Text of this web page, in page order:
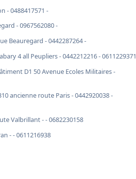
- 0488417571 -
- 0967562080 -
Beauregard - 0442287264 -
4 all Peupliers - 0442212216 - 0611229371
D1 50 Avenue Ecoles Militaires -
ancienne route Paris - 0442920038 -
Valbrillant - - 0682230158
- - 0611216938